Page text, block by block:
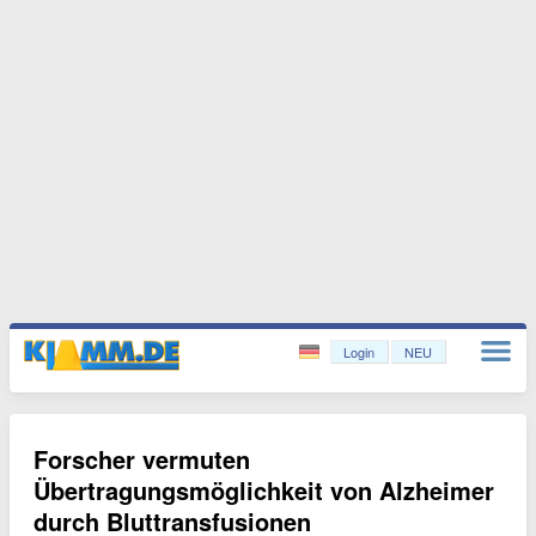
Login NEU
Forscher vermuten
Übertragungsmöglichkeit von Alzheimer
durch Bluttransfusionen